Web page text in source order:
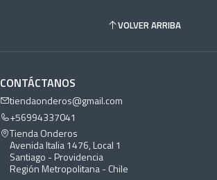
VOLVER ARRIBA
CONTÁCTANOS
tiendaonderos@gmail.com
+56994337041
Tienda Onderos
Avenida Italia 1476, Local 1
Santiago - Providencia
Región Metropolitana - Chile